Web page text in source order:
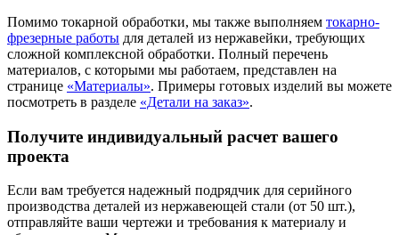
Помимо токарной обработки, мы также выполняем токарно-
фрезерные работы для деталей из нержавейки, требующих
сложной комплексной обработки. Полный перечень
материалов, с которыми мы работаем, представлен на
странице «Материалы». Примеры готовых изделий вы можете
посмотреть в разделе «Детали на заказ».
Получите индивидуальный расчет вашего
проекта
Если вам требуется надежный подрядчик для серийного
производства деталей из нержавеющей стали (от 50 шт.),
отправляйте ваши чертежи и требования к материалу и